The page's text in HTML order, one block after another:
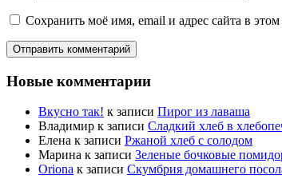
Сохранить моё имя, email и адрес сайта в
Новые комментарии
Вкусно так! к записи Пирог из лаваша
Владимир к записи Сладкий хлеб в
Елена к записи Ржаной хлеб с солодом
Марина к записи Зеленые бочковые
Oriona к записи Скумбрия домашнего